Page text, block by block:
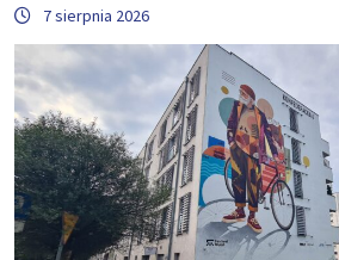
7 sierpnia 2026